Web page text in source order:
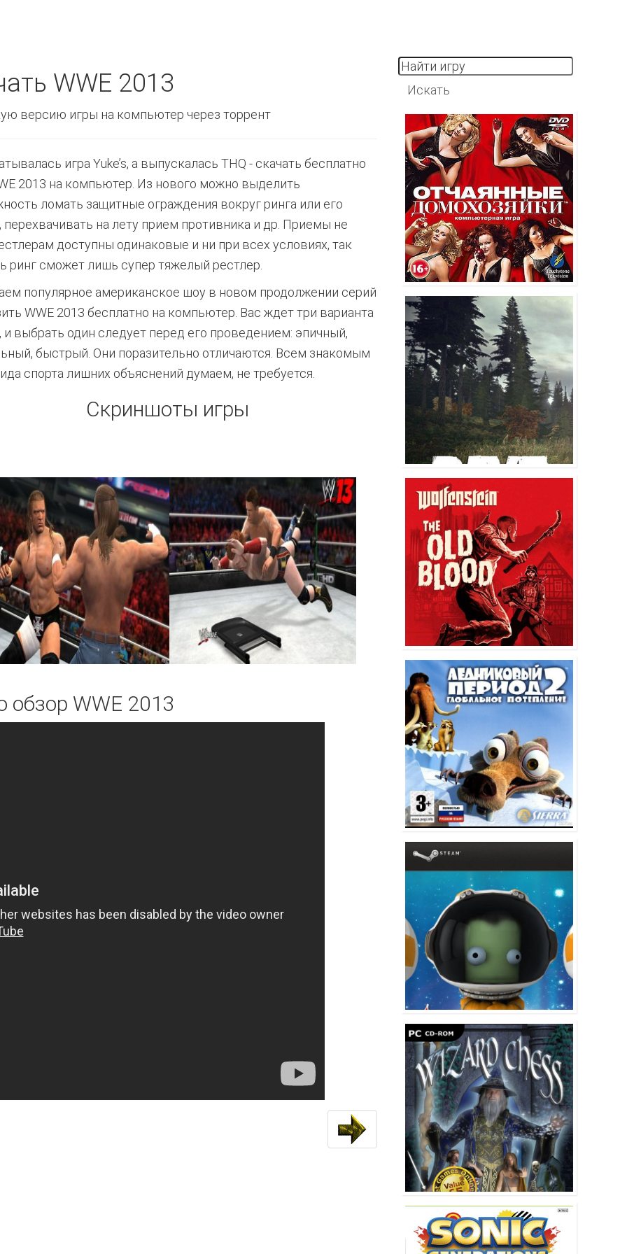
WWE 2013
версию игры на компьютер через торрент
игра Yuke’s, а выпускалась THQ - скачать бесплатно
2013 на компьютер. Из нового можно выделить
ломать защитные ограждения вокруг ринга или его
перехвачивать на лету прием противника и др. Приемы не
доступны одинаковые и ни при всех условиях, так
ринг сможет лишь супер тяжелый рестлер.
популярное американское шоу в новом продолжении серий
WWE 2013 бесплатно на компьютер. Вас ждет три варианта
и выбрать один следует перед его проведением: эпичный,
быстрый. Они поразительно отличаются. Всем знакомым
спорта лишних объяснений думаем, не требуется.
Скриншоты игры
обзор WWE 2013